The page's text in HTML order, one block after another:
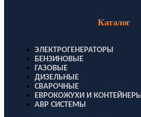
Каталог
ЭЛЕКТРОГЕНЕРАТОРЫ
БЕНЗИНОВЫЕ
ГАЗОВЫЕ
ДИЗЕЛЬНЫЕ
СВАРОЧНЫЕ
ЕВРОКОЖУХИ И КОНТЕЙНЕРЫ
АВР СИСТЕМЫ